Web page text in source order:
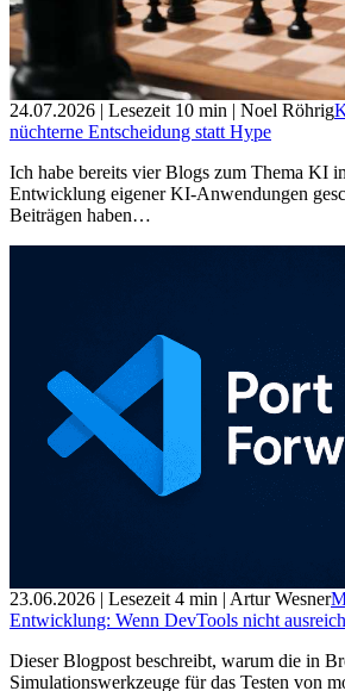
24.07.2026 | Lesezeit 10 min | Noel Röhrig
nüchterne Entscheidung statt Hype
Ich habe bereits vier Blogs zum Thema KI
Entwicklung eigener KI-Anwendungen
Beiträgen haben…
23.06.2026 | Lesezeit 4 min | Artur Wesner
Entwicklung: Wenn DevTools nicht
Dieser Blogpost beschreibt, warum die in
Simulationswerkzeuge für das Testen von